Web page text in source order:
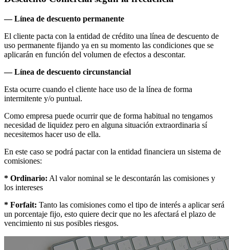
— Línea de descuento permanente
El cliente pacta con la entidad de crédito una línea de descuento de
uso permanente fijando ya en su momento las condiciones que se
aplicarán en función del volumen de efectos a descontar.
— Línea de descuento circunstancial
Esta ocurre cuando el cliente hace uso de la línea de forma
intermitente y/o puntual.
Como empresa puede ocurrir que de forma habitual no tengamos
necesidad de liquidez pero en alguna situación extraordinaria sí
necesitemos hacer uso de ella.
En este caso se podrá pactar con la entidad financiera un sistema de
comisiones:
* Ordinario: Al valor nominal se le descontarán las comisiones y
los intereses
* Forfait: Tanto las comisiones como el tipo de interés a aplicar será
un porcentaje fijo, esto quiere decir que no les afectará el plazo de
vencimiento ni sus posibles riesgos.